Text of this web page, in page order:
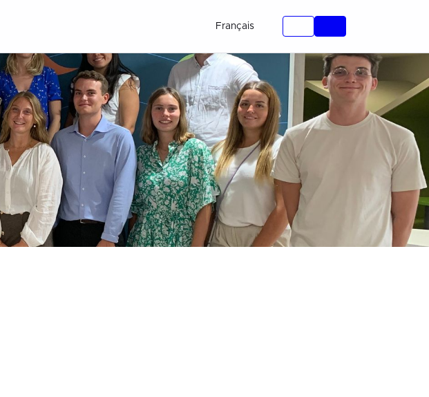
Français